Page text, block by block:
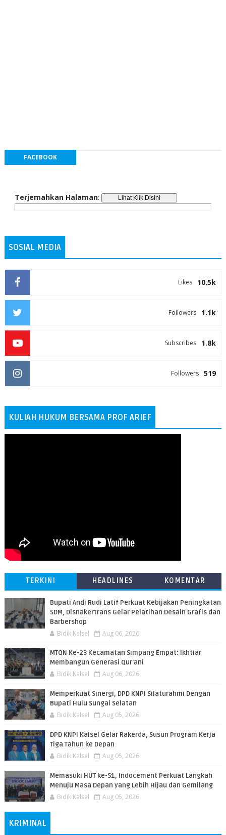
FACEBOOK
Terjemahkan Halaman:
SOSIAL MEDIA
10.5k
Likes
1.1k
Followers
1.8k
Subscribes
519
Followers
KULIAH HUKUM BERSAMA PROF ARIEF
TERKINI HEADLINES KOMENTAR
Bupati Andi Rudi Latif Perkuat Kebijakan Peningkatan
SDM, Disnakertrans Gelar Pelatihan Desain Grafis dan
Barbershop
Bidik Kalsel Aug 06, 2026
MTQN Ke-23 Kecamatan Simpang Empat: Ikhtiar
Membangun Generasi Qur’ani
Bidik Kalsel Aug 06, 2026
Memperkuat Sinergi, DPD KNPI Silaturahmi Dengan
Bupati Hulu Sungai Selatan
Bidik Kalsel Aug 05, 2026
DPD KNPI Kalsel Gelar Rakerda, Susun Program Kerja
Tiga Tahun ke Depan
Bidik Kalsel Aug 05, 2026
Memasuki HUT ke-51, Indocement Perkuat Langkah
Menuju Masa Depan yang Lebih Hijau dan Gemilang
Bidik Kalsel Aug 05, 2026
KRIMINAL